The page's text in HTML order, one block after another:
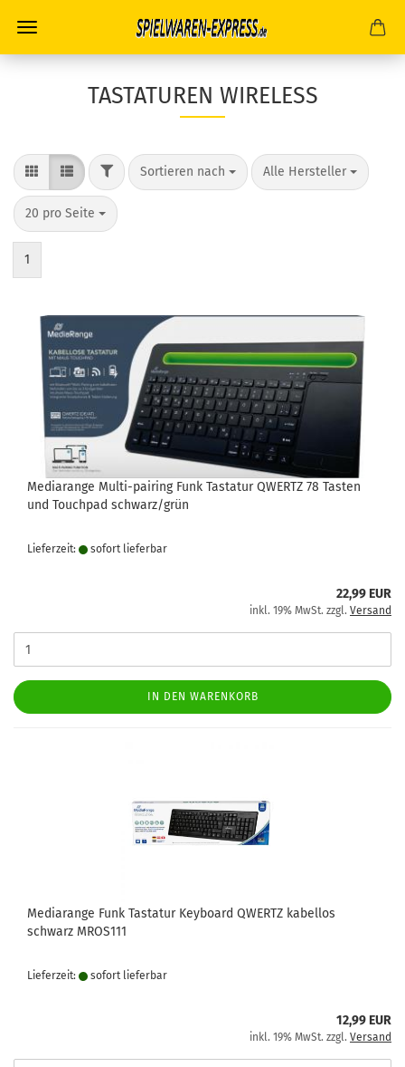
TASTATUREN WIRELESS
FILTERSortieren nach
Sortieren nach Alle Hersteller
pro Seite
20 pro Seite
pro Seite
1
Mediarange Multi-pairing Funk Tastatur QWERTZ 78 Tasten
und Touchpad schwarz/grün
Lieferzeit: sofort lie­fer­bar
22,99 EUR
inkl. 19% MwSt. zzgl. Versand
IN DEN WARENKORB
Mediarange Funk Tastatur Keyboard QWERTZ kabellos
schwarz MROS111
Lieferzeit: sofort lie­fer­bar
12,99 EUR
inkl. 19% MwSt. zzgl. Versand